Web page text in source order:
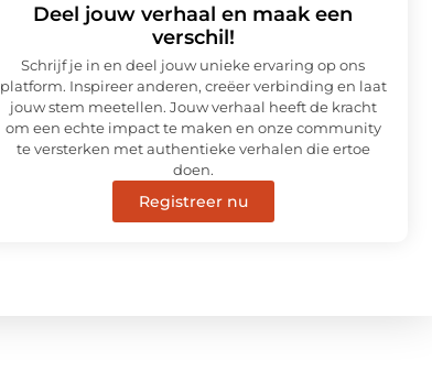
Deel jouw verhaal en maak een
verschil!
Schrijf je in en deel jouw unieke ervaring op ons
platform. Inspireer anderen, creëer verbinding en laat
jouw stem meetellen. Jouw verhaal heeft de kracht
om een echte impact te maken en onze community
te versterken met authentieke verhalen die ertoe
doen.
Registreer nu